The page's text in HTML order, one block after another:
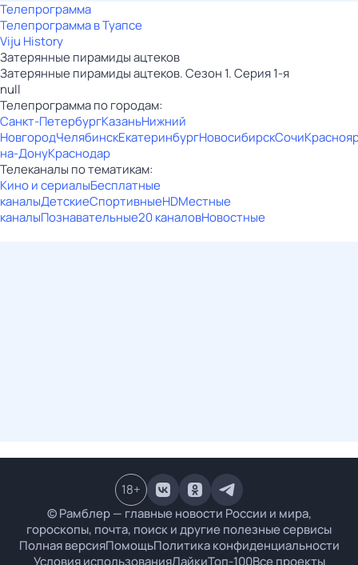
Телепрограмма
Телепрограмма в Туапсе
Viju History
Затерянные пирамиды ацтеков
Затерянные пирамиды ацтеков. Сезон 1. Серия 1-я
null
Телепрограмма по городам:
Санкт-ПетербургКазаньНижний
НовгородЧелябинскЕкатеринбургНовосибирскСочи
на-ДонуКраснодар
Телеканалы по тематикам:
Кино и сериалыБесплатные
каналыДетскиеСпортивныеHDМестные
каналыПознавательные20 каналовНовостные
© Рамблер — главные новости России и мира,
гороскопы, почта, поиск и другие полезные сервисы
Полная версияПомощьПолитика конфиденциальности
Условия использованияЛайкиТоп-100Все проекты
18+